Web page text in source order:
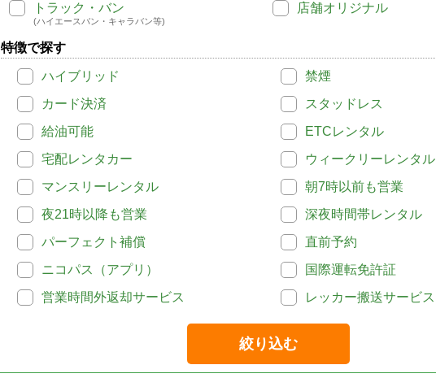
トラック・バン
(ハイエースバン・キャラバン等)
店舗オリジナル
特徴で探す
ハイブリッド
禁煙
カード決済
スタッドレス
給油可能
ETCレンタル
宅配レンタカー
ウィークリーレンタル
マンスリーレンタル
朝7時以前も営業
夜21時以降も営業
深夜時間帯レンタル
パーフェクト補償
直前予約
ニコパス（アプリ）
国際運転免許証
営業時間外返却サービス
レッカー搬送サービス
絞り込む